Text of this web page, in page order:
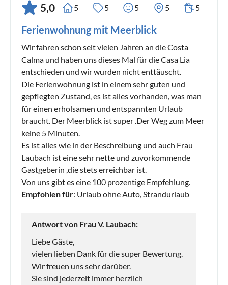
5,0 5 5 5 5 5
Ferienwohnung mit Meerblick
Wir fahren schon seit vielen Jahren an die Costa
Calma und haben uns dieses Mal für die Casa Lia
entschieden und wir wurden nicht enttäuscht.
Die Ferienwohnung ist in einem sehr guten und
gepflegten Zustand, es ist alles vorhanden, was man
für einen erholsamen und entspannten Urlaub
braucht. Der Meerblick ist super .Der Weg zum Meer
keine 5 Minuten.
Es ist alles wie in der Beschreibung und auch Frau
Laubach ist eine sehr nette und zuvorkommende
Gastgeberin ,die stets erreichbar ist.
Von uns gibt es eine 100 prozentige Empfehlung.
Empfohlen für: Urlaub ohne Auto, Strandurlaub
Antwort von Frau V. Laubach:
Liebe Gäste,
vielen lieben Dank für die super Bewertung.
Wir freuen uns sehr darüber.
Sie sind jederzeit immer herzlich